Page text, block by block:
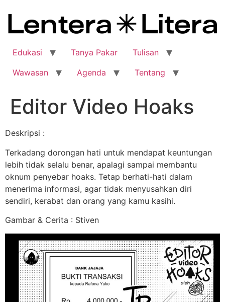
Edukasi Tanya Pakar
Tulisan
Wawasan
Agenda Tentang
Editor Video Hoaks
Deskripsi :
Terkadang dorongan hati untuk mendapat keuntungan
lebih tidak selalu benar, apalagi sampai membantu
oknum penyebar hoaks. Tetap berhati-hati dalam
menerima informasi, agar tidak menyusahkan diri
sendiri, kerabat dan orang yang kamu kasihi.
Gambar & Cerita : Stiven